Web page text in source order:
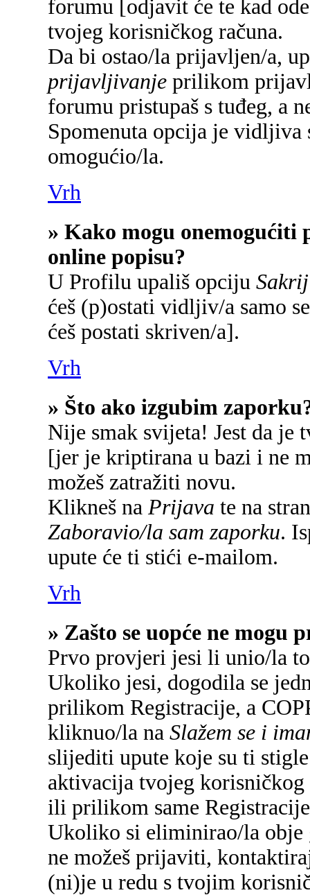
forumu [odjavit će te kad
tvojeg korisničkog računa.
Da bi ostao/la prijavljen/a,
prijavljivanje prilikom
forumu pristupaš s tuđeg, a
Spomenuta opcija je
omogućio/la.
Vrh
» Kako mogu onemogućiti
online popisu?
U Profilu upališ opciju
ćeš (p)ostati vidljiv/a samo
ćeš postati skriven/a].
Vrh
» Što ako izgubim
Nije smak svijeta! Jest da je
[jer je kriptirana u bazi i ne
možeš zatražiti novu.
Klikneš na Prijava te na
Zaboravio/la sam zaporku.
upute će ti stići e-mailom.
Vrh
» Zašto se uopće ne mogu
Prvo provjeri jesi li unio/la
Ukoliko jesi, dogodila se
prilikom Registracije, a
kliknuo/la na Slažem se i
slijediti upute koje su ti
aktivacija tvojeg
ili prilikom same
Ukoliko si eliminirao/la obje
ne možeš prijaviti,
(ni)je u redu s tvojim